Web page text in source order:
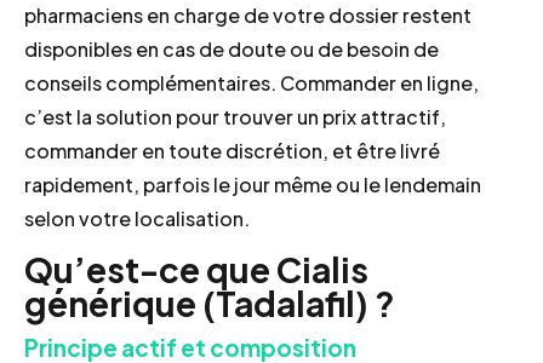
pharmaciens en charge de votre dossier restent
disponibles en cas de doute ou de besoin de
conseils complémentaires. Commander en ligne,
c’est la solution pour trouver un prix attractif,
commander en toute discrétion, et être livré
rapidement, parfois le jour même ou le lendemain
selon votre localisation.
Qu’est-ce que Cialis
générique (Tadalafil) ?
Principe actif et composition